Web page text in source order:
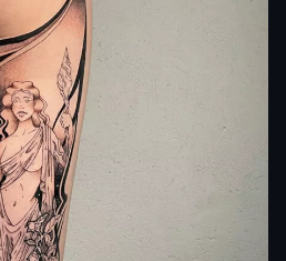
specialmente per le donne
le quali i tatuaggi sono
di appartenenza tribale e
adulta.